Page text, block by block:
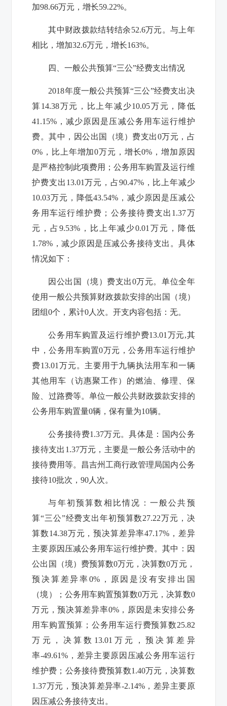
加98.66万元，增长59.22%。
其中财政拨款结转结余52.6万元。与上年
相比，增加32.6万元，增长163%。
四、一般公共预算“三公”经费支出情况
2018年度一般公共预算“三公”经费支出决
算14.38万元，比上年减少10.05万元，降低
41.15% ，减少原因是压减公务用车运行维护
费。其中，因公出国（境）费支出0万元，占
0% ，比上年增加0万元，增长0% ，增加原因
是严格控制此项费用；公务用车购置及运行维
护费支出 13.01万元，占90.47%，比上年减少
10.03万元，降低43.54% ，减少原因是压减公
务用车运行维护费；公务接待费支出 1.37万
元，占9.53% ，比上年减少0.01 万元，降低
1.78% ，减少原因是压减公务接待支出。具体
情况如下：
因公出国（境）费支出0万元。单位全年
使用一般公共预算财政拨款安排的出国（境）
团组0个，累计0 人次。开支内容包括：无。
公务用车购置及运行维护费13.01 万元,其
中，公务用车购置0万元，公务用车运行维护
费13.01 万元。主要用于九辆执法用车和一辆
其他用车（访惠聚工作）的燃油、修理、保
险、过路费等。单位一般公共财政拨款安排的
公务用车购置量0辆，保有量为10辆。
公务接待费1.37万元。具体是：国内公务
接待支出 1.37万元，主要是一般公务活动中的
接待费用等。昌吉州工商行政管理局国内公务
接待10批次，90 人次。
与年初预算数相比情况：一般公共预
算“三公”经费支出年初预算数27.22万元，决
算数14.38万元，预决算差异率47.17% ，差异
主要原因压减公务用车运行维护费。其中：因
公出国（境）费预算数0万元，决算数0万元，
预决算差异率0%，原因是没有安排出国
（境）；公务用车购置预算数0万元，决算数0
万元，预决算差异率0%，原因是未安排公务
用车购置预算；公务用车运行费预算数25.82
万元，决算数 13.01 万元，预决算差异
率-49.61% ，差异主要原因 压减公务用车运行
维护费 ；公务接待费预算数1.40万元，决算数
1.37万元，预决算差异率-2.14%，差异主要原
因压减公务接待支出。